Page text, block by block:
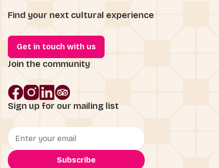
Find your next cultural experience
Get in touch with us
Join the community
Sign up for our mailing list